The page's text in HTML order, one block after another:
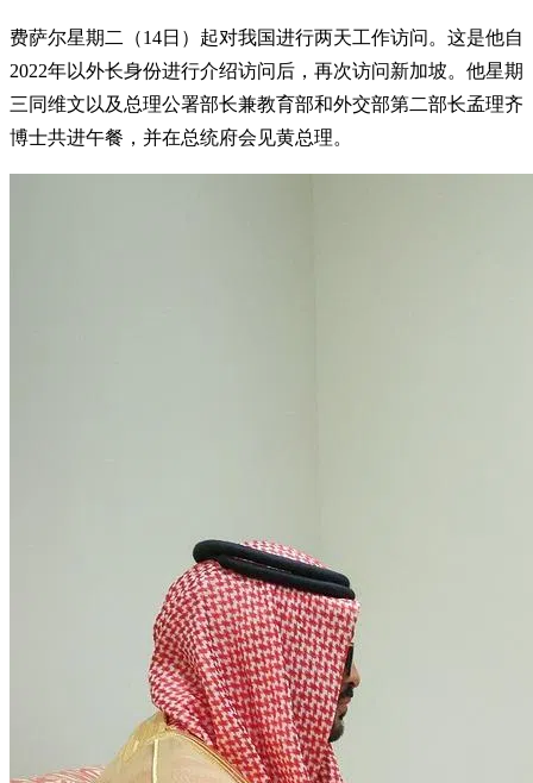
费萨尔星期二（14日）起对我国进行两天工作访问。这是他自
2022年以外长身份进行介绍访问后，再次访问新加坡。他星期
三同维文以及总理公署部长兼教育部和外交部第二部长孟理齐
博士共进午餐，并在总统府会见黄总理。